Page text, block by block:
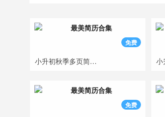
免费
小升初秋季多页简历模板
免费